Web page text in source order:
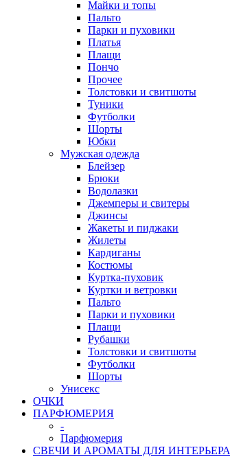
Майки и топы
Пальто
Парки и пуховики
Платья
Плащи
Пончо
Прочее
Толстовки и свитшоты
Туники
Футболки
Шорты
Юбки
Мужская одежда
Блейзер
Брюки
Водолазки
Джемперы и свитеры
Джинсы
Жакеты и пиджаки
Жилеты
Кардиганы
Костюмы
Куртка-пуховик
Куртки и ветровки
Пальто
Парки и пуховики
Плащи
Рубашки
Толстовки и свитшоты
Футболки
Шорты
Унисекс
ОЧКИ
ПАРФЮМЕРИЯ
-
Парфюмерия
СВЕЧИ И АРОМАТЫ ДЛЯ ИНТЕРЬЕРА